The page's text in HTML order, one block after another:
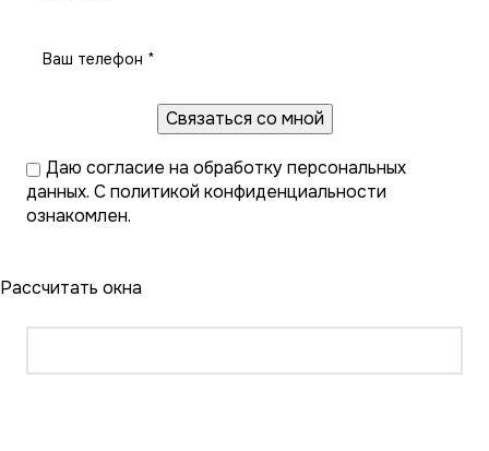
Даю согласие на обработку персональных
данных. Сполитикой конфиденциальности
ознакомлен.
Рассчитать окна